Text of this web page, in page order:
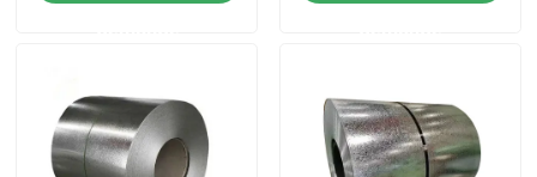
Bobine d'acier revêtue de couleur